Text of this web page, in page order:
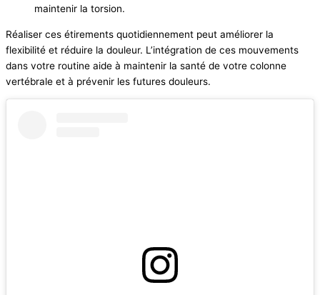
maintenir la torsion.
Réaliser ces étirements quotidiennement peut améliorer la
flexibilité et réduire la douleur. L’intégration de ces mouvements
dans votre routine aide à maintenir la santé de votre colonne
vertébrale et à prévenir les futures douleurs.